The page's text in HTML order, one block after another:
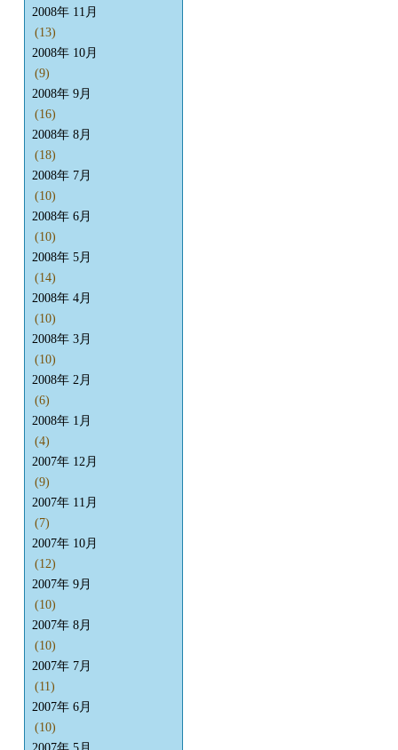
2008年 11月
(13)
2008年 10月
(9)
2008年 9月
(16)
2008年 8月
(18)
2008年 7月
(10)
2008年 6月
(10)
2008年 5月
(14)
2008年 4月
(10)
2008年 3月
(10)
2008年 2月
(6)
2008年 1月
(4)
2007年 12月
(9)
2007年 11月
(7)
2007年 10月
(12)
2007年 9月
(10)
2007年 8月
(10)
2007年 7月
(11)
2007年 6月
(10)